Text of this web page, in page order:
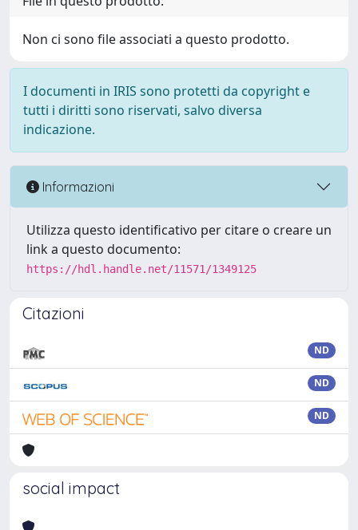
Non ci sono file associati a questo prodotto.
I documenti in IRIS sono protetti da copyright e
tutti i diritti sono riservati, salvo diversa
indicazione.
Informazioni
Utilizza questo identificativo per citare o creare un
link a questo documento:
https://hdl.handle.net/11571/1349125
Citazioni
ND
ND
ND
social impact